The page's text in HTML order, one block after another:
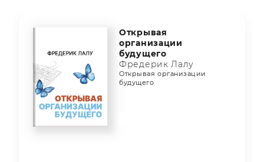
Открывая
организации
будущего
Фредерик Лалу
Открывая организации
будущего